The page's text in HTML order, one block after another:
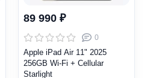
89 990 ₽
0
Apple iPad Air 11" 2025
256GB Wi-Fi + Cellular
Starlight